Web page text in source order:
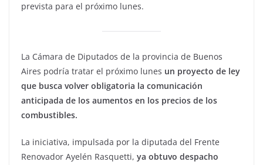
prevista para el próximo lunes.
La Cámara de Diputados de la provincia de Buenos
Aires podría tratar el próximo lunes un proyecto de ley
que busca volver obligatoria la comunicación
anticipada de los aumentos en los precios de los
combustibles.
La iniciativa, impulsada por la diputada del Frente
Renovador Ayelén Rasquetti, ya obtuvo despacho